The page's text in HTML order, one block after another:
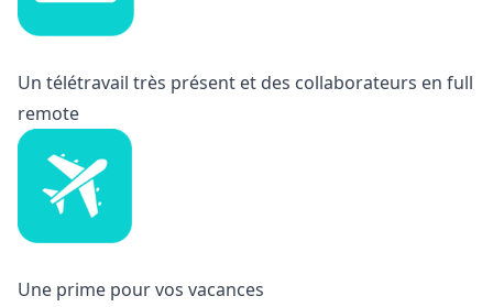
Un télétravail très présent et des collaborateurs en full
remote
Une prime pour vos vacances